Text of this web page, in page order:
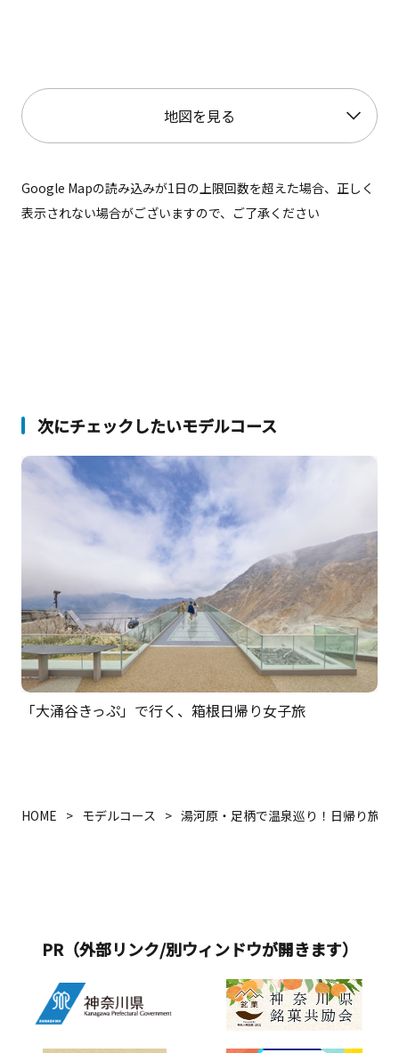
地図を見る
Google Mapの読み込みが1日の上限回数を超えた場合、正しく
表示されない場合がございますので、ご了承ください
次にチェックしたいモデルコース
「大涌谷きっぷ」で行く、箱根日帰り女子旅
HOME モデルコース 湯河原・足柄で温泉巡り！日帰り旅
PR（外部リンク/別ウィンドウが開きます）